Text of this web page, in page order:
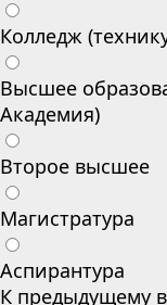
Колледж
Высшее
Академия)
Второе высшее
Магистратура
Аспирантура
К предыдущему